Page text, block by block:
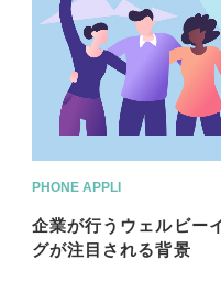
PHONE APPLI
企業が行うウェルビー
グが注目される背景